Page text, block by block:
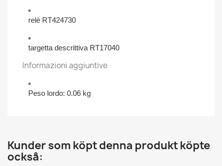
relè RT424730
targetta descrittiva RT17040
Informazioni aggiuntive
Peso lordo: 0.06 kg
Kunder som köpt denna produkt köpte
också: